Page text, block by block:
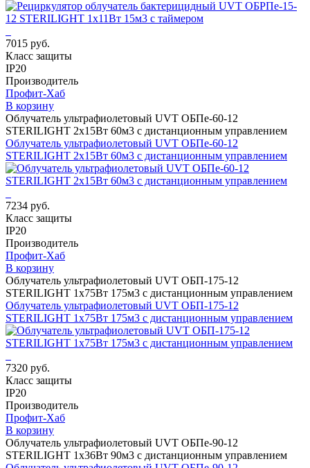
7015 руб.
Класс защиты
IP20
Производитель
Профит-Хаб
В корзину
Облучатель ультрафиолетовый UVT ОБПе-60-12
STERILIGHT 2х15Вт 60м3 с дистанционным управлением
Облучатель ультрафиолетовый UVT ОБПе-60-12
STERILIGHT 2х15Вт 60м3 с дистанционным управлением
7234 руб.
Класс защиты
IP20
Производитель
Профит-Хаб
В корзину
Облучатель ультрафиолетовый UVT ОБП-175-12
STERILIGHT 1х75Вт 175м3 с дистанционным управлением
Облучатель ультрафиолетовый UVT ОБП-175-12
STERILIGHT 1х75Вт 175м3 с дистанционным управлением
7320 руб.
Класс защиты
IP20
Производитель
Профит-Хаб
В корзину
Облучатель ультрафиолетовый UVT ОБПе-90-12
STERILIGHT 1х36Вт 90м3 с дистанционным управлением